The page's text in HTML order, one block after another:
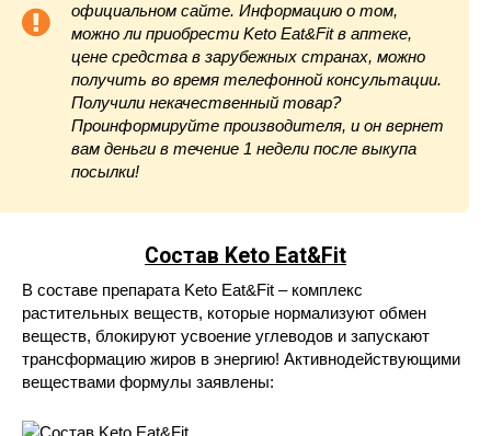
официальном сайте. Информацию о том,
можно ли приобрести Keto Eat&Fit в аптеке,
цене средства в зарубежных странах, можно
получить во время телефонной консультации.
Получили некачественный товар?
Проинформируйте производителя, и он вернет
вам деньги в течение 1 недели после выкупа
посылки!
Состав Keto Eat&Fit
В составе препарата Keto Eat&Fit – комплекс
растительных веществ, которые нормализуют обмен
веществ, блокируют усвоение углеводов и запускают
трансформацию жиров в энергию! Активнодействующими
веществами формулы заявлены: